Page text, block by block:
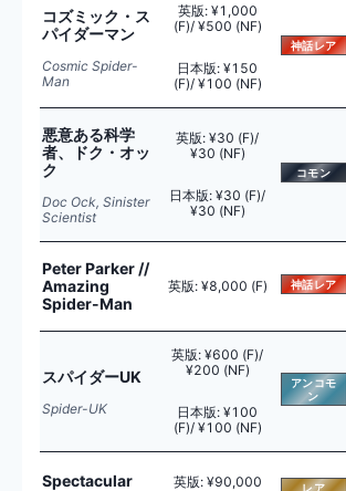
コズミック・ス
パイダーマン
Cosmic Spider-
Man
英版: ¥1,000
(F)/ ¥500 (NF)
日本版: ¥150
(F)/ ¥100 (NF)
神話レア
悪意ある科学
者、ドク・オッ
ク
Doc Ock, Sinister
Scientist
英版: ¥30 (F)/
¥30 (NF)
日本版: ¥30 (F)/
¥30 (NF)
コモン
Peter Parker //
Amazing
Spider-Man
英版: ¥8,000 (F) 神話レア
スパイダーUK
Spider-UK
英版: ¥600 (F)/
¥200 (NF)
日本版: ¥100
(F)/ ¥100 (NF)
アンコモ
ン
Spectacular
英版: ¥90,000
レア